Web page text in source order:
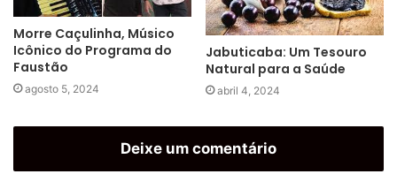
Morre Caçulinha, Músico
Icônico do Programa do
Faustão
agosto 5, 2024
Jabuticaba: Um Tesouro
Natural para a Saúde
abril 4, 2024
Deixe um comentário